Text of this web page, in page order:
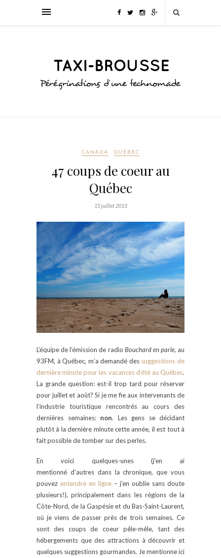
CANADA QUÉBEC
47 coups de coeur au
Québec
15 juillet 2015
L’équipe de l’émission de radio Bouchard en parle, au
93FM, à Québec, m’a demandé des suggestions de
dernière minute pour les vacances d’été au Québec.
La grande question: est-il trop tard pour réserver
pour juillet et août? Si je me fie aux intervenants de
l’industrie touristique rencontrés au cours des
dernières semaines: non. Les gens se décidant
plutôt à la dernière minute cette année, il est tout à
fait possible de tomber sur des perles.
En voici quelques-unes (j’en ai
mentionné d’autres dans la chronique, que vous
pouvez entendre en ligne – j’en oublie sans doute
plusieurs!), principalement dans les régions de la
Côte-Nord, de la Gaspésie et du Bas-Saint-Laurent,
où je viens de passer près de trois semaines. Ce
sont des coups de coeur pêle-mêle, tant des
hébergements que des attractions à découvrir et
quelques suggestions gourmandes. Je mentionne ici